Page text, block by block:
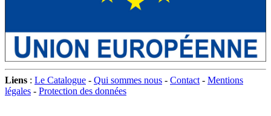
Liens : Le Catalogue - Qui sommes nous - Contact - Mentions
légales - Protection des données